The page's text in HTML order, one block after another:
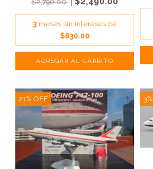
$2,790.00
3 meses sin intereses de
$830.00
21% OFF 3%